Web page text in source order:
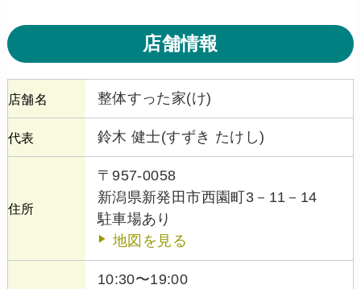
店舗情報
店舗名 整体すった家(け)
代表 鈴木 健士(すずき たけし)
住所
〒957-0058
新潟県新発田市西園町3－11－14
駐車場あり
地図を見る
10:30〜19:00